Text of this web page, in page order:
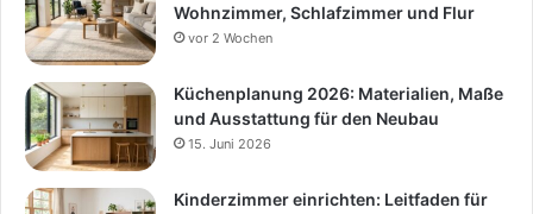
Wohnzimmer, Schlafzimmer und Flur
vor 2 Wochen
Küchenplanung 2026: Materialien, Maße
und Ausstattung für den Neubau
15. Juni 2026
Kinderzimmer einrichten: Leitfaden für